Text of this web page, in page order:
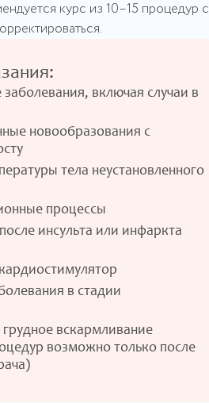
курс из 10–15 процедур с
заболевания, включая случаи в
новообразования с
тела неустановленного
процессы
инсульта или инфаркта
в стадии
вскармливание
возможно только после